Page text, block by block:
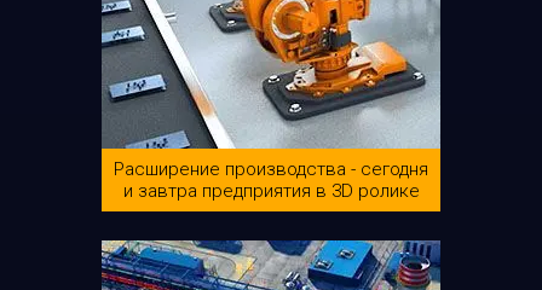
Расширение производства - сегодня
и завтра предприятия в 3D ролике